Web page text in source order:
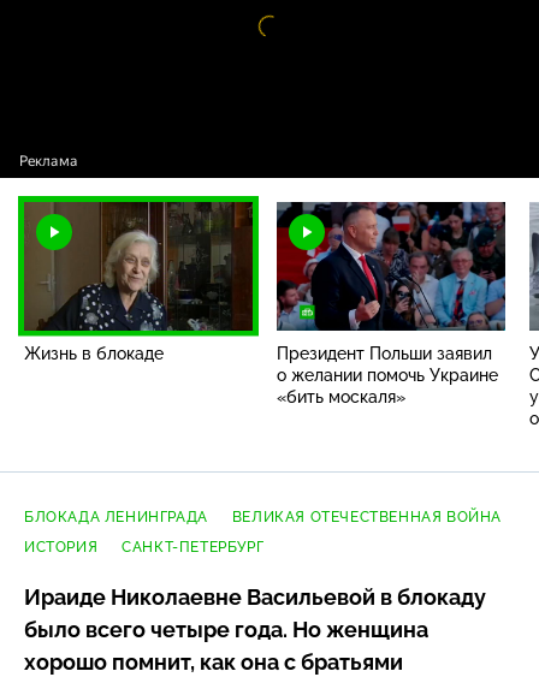
Жизнь в блокаде
Президент Польши заявил
о желании помочь Украине
«бить москаля»
БЛОКАДА ЛЕНИНГРАДА
ВЕЛИКАЯ ОТЕЧЕСТВЕННАЯ ВОЙНА
ИСТОРИЯ
САНКТ-ПЕТЕРБУРГ
Ираиде Николаевне Васильевой в блокаду
было всего четыре года. Но женщина
хорошо помнит, как она с братьями